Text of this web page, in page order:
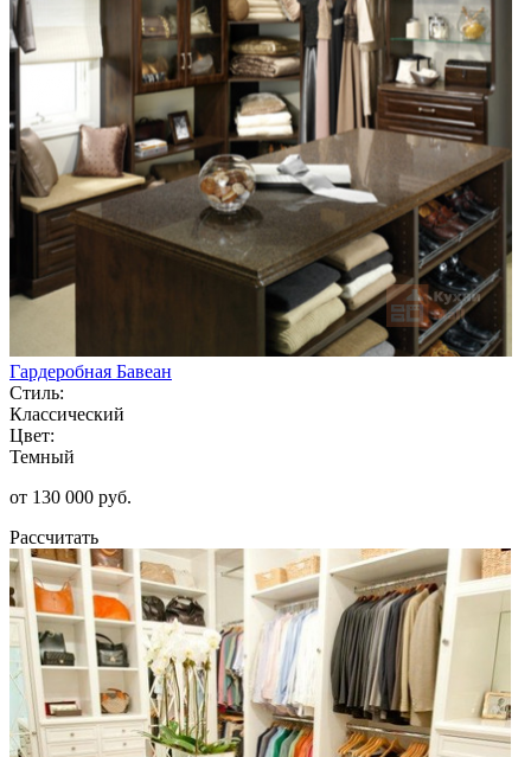
Гардеробная Бавеан
Стиль:
Классический
Цвет:
Темный
от 130 000 руб.
Рассчитать